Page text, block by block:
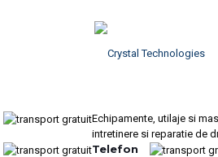
Echipamente, utilaje si
intretinere si reparatie de
Telefon